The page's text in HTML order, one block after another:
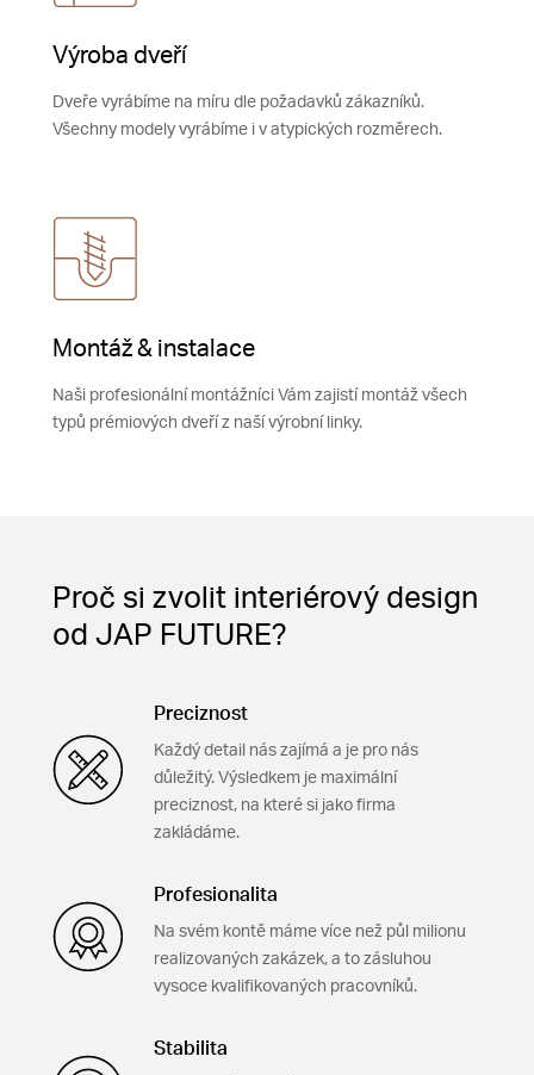
Výroba dveří
Dveře vyrábíme na míru dle požadavků zákazníků.
Všechny modely vyrábíme i v atypických rozměrech.
Montáž & instalace
Naši profesionální montážníci Vám zajistí montáž všech
typů prémiových dveří z naší výrobní linky.
Proč si zvolit interiérový design
od JAP FUTURE?
Preciznost
Každý detail nás zajímá a je pro nás
důležitý. Výsledkem je maximální
preciznost, na které si jako firma
zakládáme.
Profesionalita
Na svém kontě máme více než půl milionu
realizovaných zakázek, a to zásluhou
vysoce kvalifikovaných pracovníků.
Stabilita